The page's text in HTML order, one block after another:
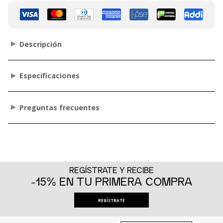
Descripción
Especificaciones
Preguntas frecuentes
REGÍSTRATE Y RECIBE
-15% EN TU PRIMERA COMPRA
REGÍSTRATE